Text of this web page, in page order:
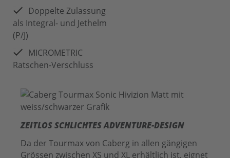
Doppelte Zulassung
als Integral- und Jethelm
(P/J)
MICROMETRIC
Ratschen-Verschluss
ZEITLOS SCHLICHTES ADVENTURE-DESIGN
Da der Tourmax von Caberg in allen gängigen
Grössen zwischen XS und XL erhältlich ist, eignet